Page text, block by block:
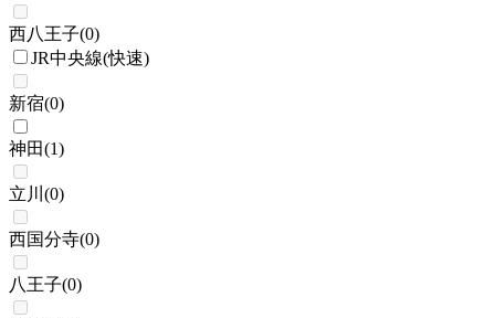
西八王子(0)
JR中央線(快速)
新宿(0)
神田(1)
立川 (0)
西国分寺(0)
八王子(0)